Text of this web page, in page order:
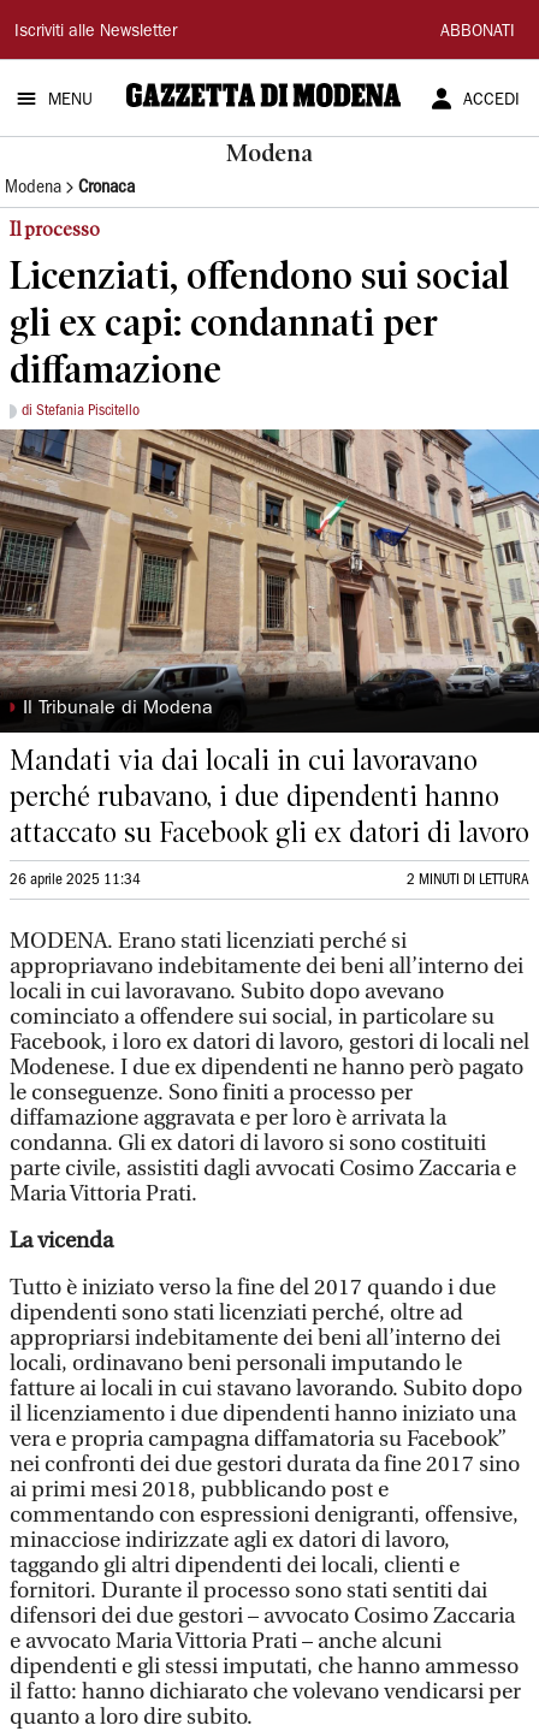
Gazzetta
di
Modena
Iscriviti alle Newsletter ABBONATI
MENU ACCEDI
Modena
Modena Cronaca
Il processo
Licenziati, offendono sui social
gli ex capi: condannati per
diffamazione
di Stefania Piscitello
◗ Il Tribunale di Modena
Mandati via dai locali in cui lavoravano
perché rubavano, i due dipendenti hanno
attaccato su Facebook gli ex datori di lavoro
26 aprile 2025 11:34 2 MINUTI DI LETTURA
MODENA. Erano stati licenziati perché si
appropriavano indebitamente dei beni all’interno dei
locali in cui lavoravano. Subito dopo avevano
cominciato a offendere sui social, in particolare su
Facebook, i loro ex datori di lavoro, gestori di locali nel
Modenese. I due ex dipendenti ne hanno però pagato
le conseguenze. Sono finiti a processo per
diffamazione aggravata e per loro è arrivata la
condanna. Gli ex datori di lavoro si sono costituiti
parte civile, assistiti dagli avvocati Cosimo Zaccaria e
Maria Vittoria Prati.
La vicenda
Tutto è iniziato verso la fine del 2017 quando i due
dipendenti sono stati licenziati perché, oltre ad
appropriarsi indebitamente dei beni all’interno dei
locali, ordinavano beni personali imputando le
fatture ai locali in cui stavano lavorando. Subito dopo
il licenziamento i due dipendenti hanno iniziato una
vera e propria campagna diffamatoria su Facebook”
nei confronti dei due gestori durata da fine 2017 sino
ai primi mesi 2018, pubblicando post e
commentando con espressioni denigranti, offensive,
minacciose indirizzate agli ex datori di lavoro,
taggando gli altri dipendenti dei locali, clienti e
fornitori. Durante il processo sono stati sentiti dai
difensori dei due gestori – avvocato Cosimo Zaccaria
e avvocato Maria Vittoria Prati – anche alcuni
dipendenti e gli stessi imputati, che hanno ammesso
il fatto: hanno dichiarato che volevano vendicarsi per
quanto a loro dire subito.